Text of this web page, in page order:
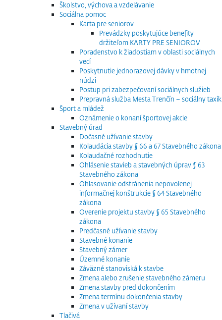
Školstvo, výchova a vzdelávanie
Sociálna pomoc
Karta pre seniorov
Prevádzky poskytujúce benefity
držiteľom KARTY PRE SENIOROV
Poradenstvo k žiadostiam v oblasti sociálnych
vecí
Poskytnutie jednorazovej dávky v hmotnej
núdzi
Postup pri zabezpečovaní sociálnych služieb
Prepravná služba Mesta Trenčín – sociálny taxík
Šport a mládež
Oznámenie o konaní športovej akcie
Stavebný úrad
Dočasné užívanie stavby
Kolaudácia stavby § 66 a 67 Stavebného zákona
Kolaudačné rozhodnutie
Ohlásenie stavieb a stavebných úprav § 63
Stavebného zákona
Ohlasovanie odstránenia nepovolenej
informačnej konštrukcie § 64 Stavebného
zákona
Overenie projektu stavby § 65 Stavebného
zákona
Predčasné užívanie stavby
Stavebné konanie
Stavebný zámer
Územné konanie
Záväzné stanoviská k stavbe
Zmena alebo zrušenie stavebného zámeru
Zmena stavby pred dokončením
Zmena termínu dokončenia stavby
Zmena v užívaní stavby
Tlačivá